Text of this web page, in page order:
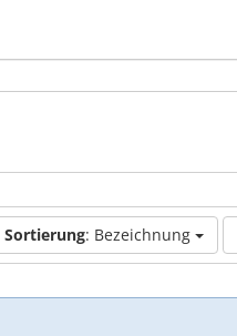
Sortierung: Bezeichnung